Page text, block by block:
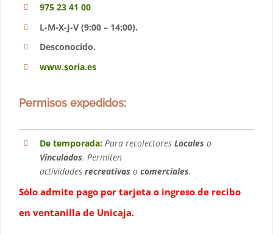
975 23 41 00
L-M-X-J-V (9:00 – 14:00).
Desconocido.
www.soria.es
Permisos expedidos:
De temporada: Para recolectores Locales o
Vinculados. Permiten
actividades recreativas o comerciales.
Sólo admite pago por tarjeta o ingreso de recibo
en ventanilla de Unicaja.